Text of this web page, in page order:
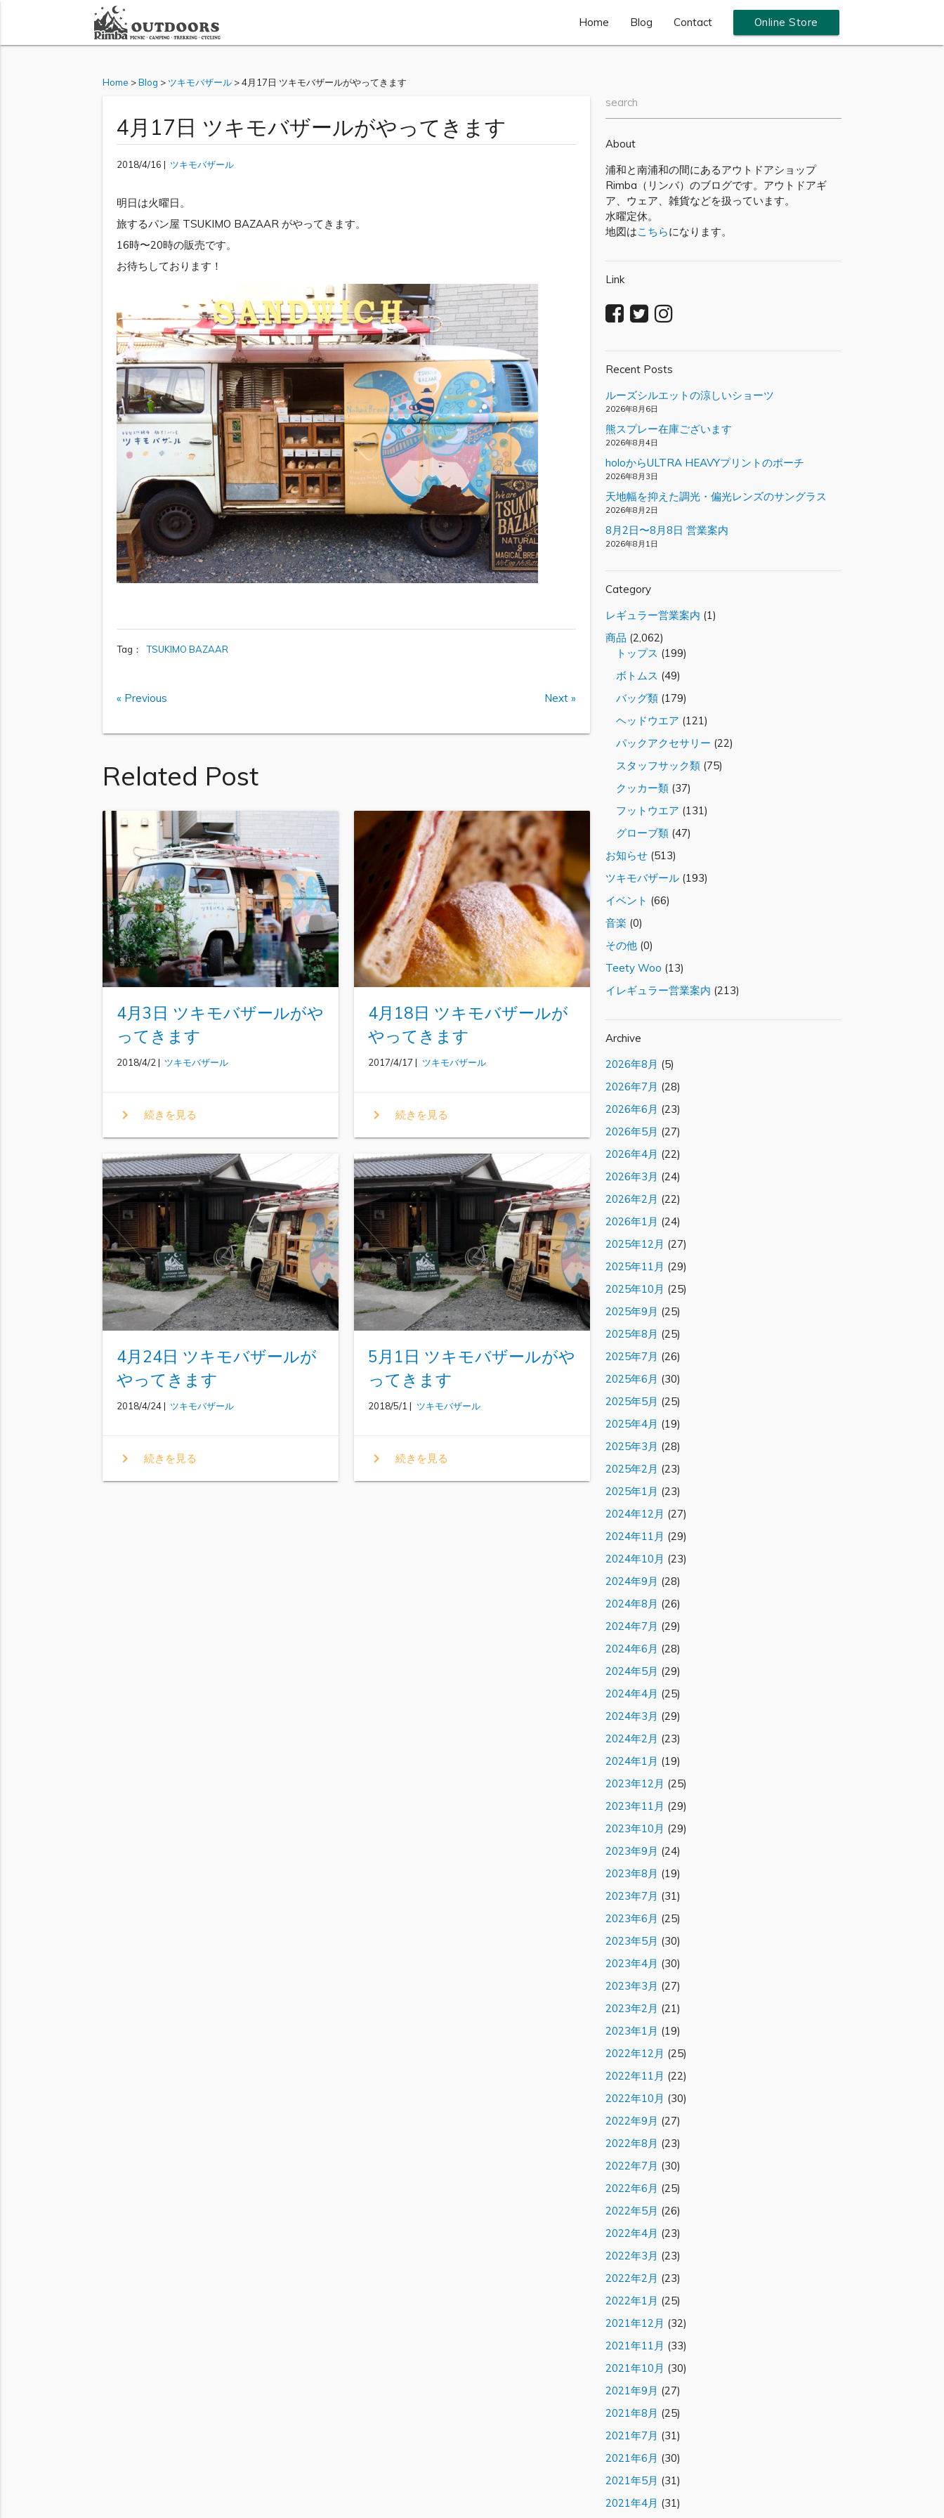
Home Blog Contact Online Store
Home >Blog > ツキモバザール>4月17日 ツキモバザールがやってきます
4月17日 ツキモバザールがやってきます
2018/4/16 | ツキモバザール
明日は火曜日。
旅するパン屋 TSUKIMO BAZAAR がやってきます。
16時〜20時の販売です。
お待ちしております！
Tag： TSUKIMO BAZAAR
« Previous Next »
Related Post
4月3日 ツキモバザールがや
ってきます
2018/4/2 | ツキモバザール
chevron_right 続きを見る
4月18日 ツキモバザールが
やってきます
2017/4/17 | ツキモバザール
chevron_right 続きを見る
4月24日 ツキモバザールが
やってきます
2018/4/24 | ツキモバザール
chevron_right 続きを見る
5月1日 ツキモバザールがや
ってきます
2018/5/1 | ツキモバザール
chevron_right 続きを見る
search
About
浦和と南浦和の間にあるアウトドアショップ
Rimba（リンバ）のブログです。アウトドアギ
ア、ウェア、雑貨などを扱っています。
水曜定休。
地図はこちらになります。
Link
Recent Posts
ルーズシルエットの涼しいショーツ
2026年8月6日
熊スプレー在庫ございます
2026年8月4日
holoからULTRA HEAVYプリントのポーチ
2026年8月3日
天地幅を抑えた調光・偏光レンズのサングラス
2026年8月2日
8月2日〜8月8日 営業案内
2026年8月1日
Category
レギュラー営業案内 (1)
商品 (2,062)
トップス (199)
ボトムス (49)
バッグ類 (179)
ヘッドウエア (121)
パックアクセサリー (22)
スタッフサック類 (75)
クッカー類 (37)
フットウエア (131)
グローブ類 (47)
お知らせ (513)
ツキモバザール (193)
イベント (66)
音楽 (0)
その他 (0)
Teety Woo (13)
イレギュラー営業案内 (213)
Archive
2026年8月 (5)
2026年7月 (28)
2026年6月 (23)
2026年5月 (27)
2026年4月 (22)
2026年3月 (24)
2026年2月 (22)
2026年1月 (24)
2025年12月 (27)
2025年11月 (29)
2025年10月 (25)
2025年9月 (25)
2025年8月 (25)
2025年7月 (26)
2025年6月 (30)
2025年5月 (25)
2025年4月 (19)
2025年3月 (28)
2025年2月 (23)
2025年1月 (23)
2024年12月 (27)
2024年11月 (29)
2024年10月 (23)
2024年9月 (28)
2024年8月 (26)
2024年7月 (29)
2024年6月 (28)
2024年5月 (29)
2024年4月 (25)
2024年3月 (29)
2024年2月 (23)
2024年1月 (19)
2023年12月 (25)
2023年11月 (29)
2023年10月 (29)
2023年9月 (24)
2023年8月 (19)
2023年7月 (31)
2023年6月 (25)
2023年5月 (30)
2023年4月 (30)
2023年3月 (27)
2023年2月 (21)
2023年1月 (19)
2022年12月 (25)
2022年11月 (22)
2022年10月 (30)
2022年9月 (27)
2022年8月 (23)
2022年7月 (30)
2022年6月 (25)
2022年5月 (26)
2022年4月 (23)
2022年3月 (23)
2022年2月 (23)
2022年1月 (25)
2021年12月 (32)
2021年11月 (33)
2021年10月 (30)
2021年9月 (27)
2021年8月 (25)
2021年7月 (31)
2021年6月 (30)
2021年5月 (31)
2021年4月 (31)